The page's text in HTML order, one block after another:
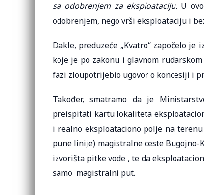
sa odobrenjem za eksploataciju. U
odobrenjem, nego vrši eksploataciju i
Dakle, preduzeće „Kvatro“ započelo
koje je po zakonu i glavnom
fazi zloupotrijebio ugovor o koncesiji i
Također, smatramo da je
preispitati kartu lokaliteta
i realno eksploataciono polje na
pune linije) magistralne ceste
izvorišta pitke vode , te da
samo magistralni put.